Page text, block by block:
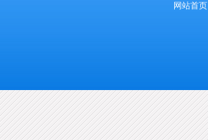
网站首页